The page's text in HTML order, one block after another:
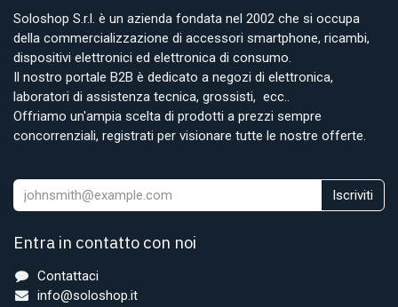
Soloshop S.r.l. è un azienda fondata nel 2002 che si occupa
della commercializzazione di accessori smartphone, ricambi,
dispositivi elettronici ed elettronica di consumo.
Il nostro portale B2B è dedicato a negozi di elettronica,
laboratori di assistenza tecnica, grossisti, ecc..
Offriamo un'ampia scelta di prodotti a prezzi sempre
concorrenziali, registrati per visionare tutte le nostre offerte.
Iscriviti
Entra in contatto con noi
Contattaci
info@soloshop.it